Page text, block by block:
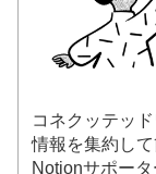
コネクッテッ
情報を集約し
Notionサポー